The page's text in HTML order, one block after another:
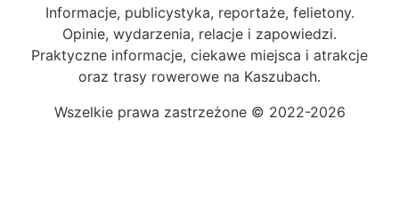
Informacje, publicystyka, reportaże, felietony.
Opinie, wydarzenia, relacje i zapowiedzi.
Praktyczne informacje, ciekawe miejsca i atrakcje
oraz trasy rowerowe na Kaszubach.
Wszelkie prawa zastrzeżone © 2022-2026